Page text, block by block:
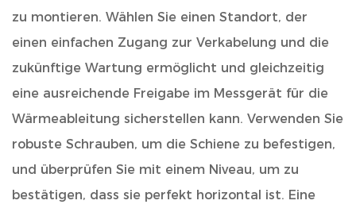
zu montieren. Wählen Sie einen Standort, der
einen einfachen Zugang zur Verkabelung und die
zukünftige Wartung ermöglicht und gleichzeitig
eine ausreichende Freigabe im Messgerät für die
Wärmeableitung sicherstellen kann. Verwenden Sie
robuste Schrauben, um die Schiene zu befestigen,
und überprüfen Sie mit einem Niveau, um zu
bestätigen, dass sie perfekt horizontal ist. Eine